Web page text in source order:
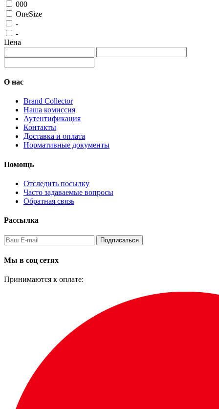
000
OneSize
-
-
Цена
О нас
Brand Collector
Наша комиссия
Аутентификация
Контакты
Доставка и оплата
Нормативные документы
Помощь
Отследить посылку
Часто задаваемые вопросы
Обратная связь
Рассылка
Подписаться
Мы в соц сетях
Принимаются к оплате: